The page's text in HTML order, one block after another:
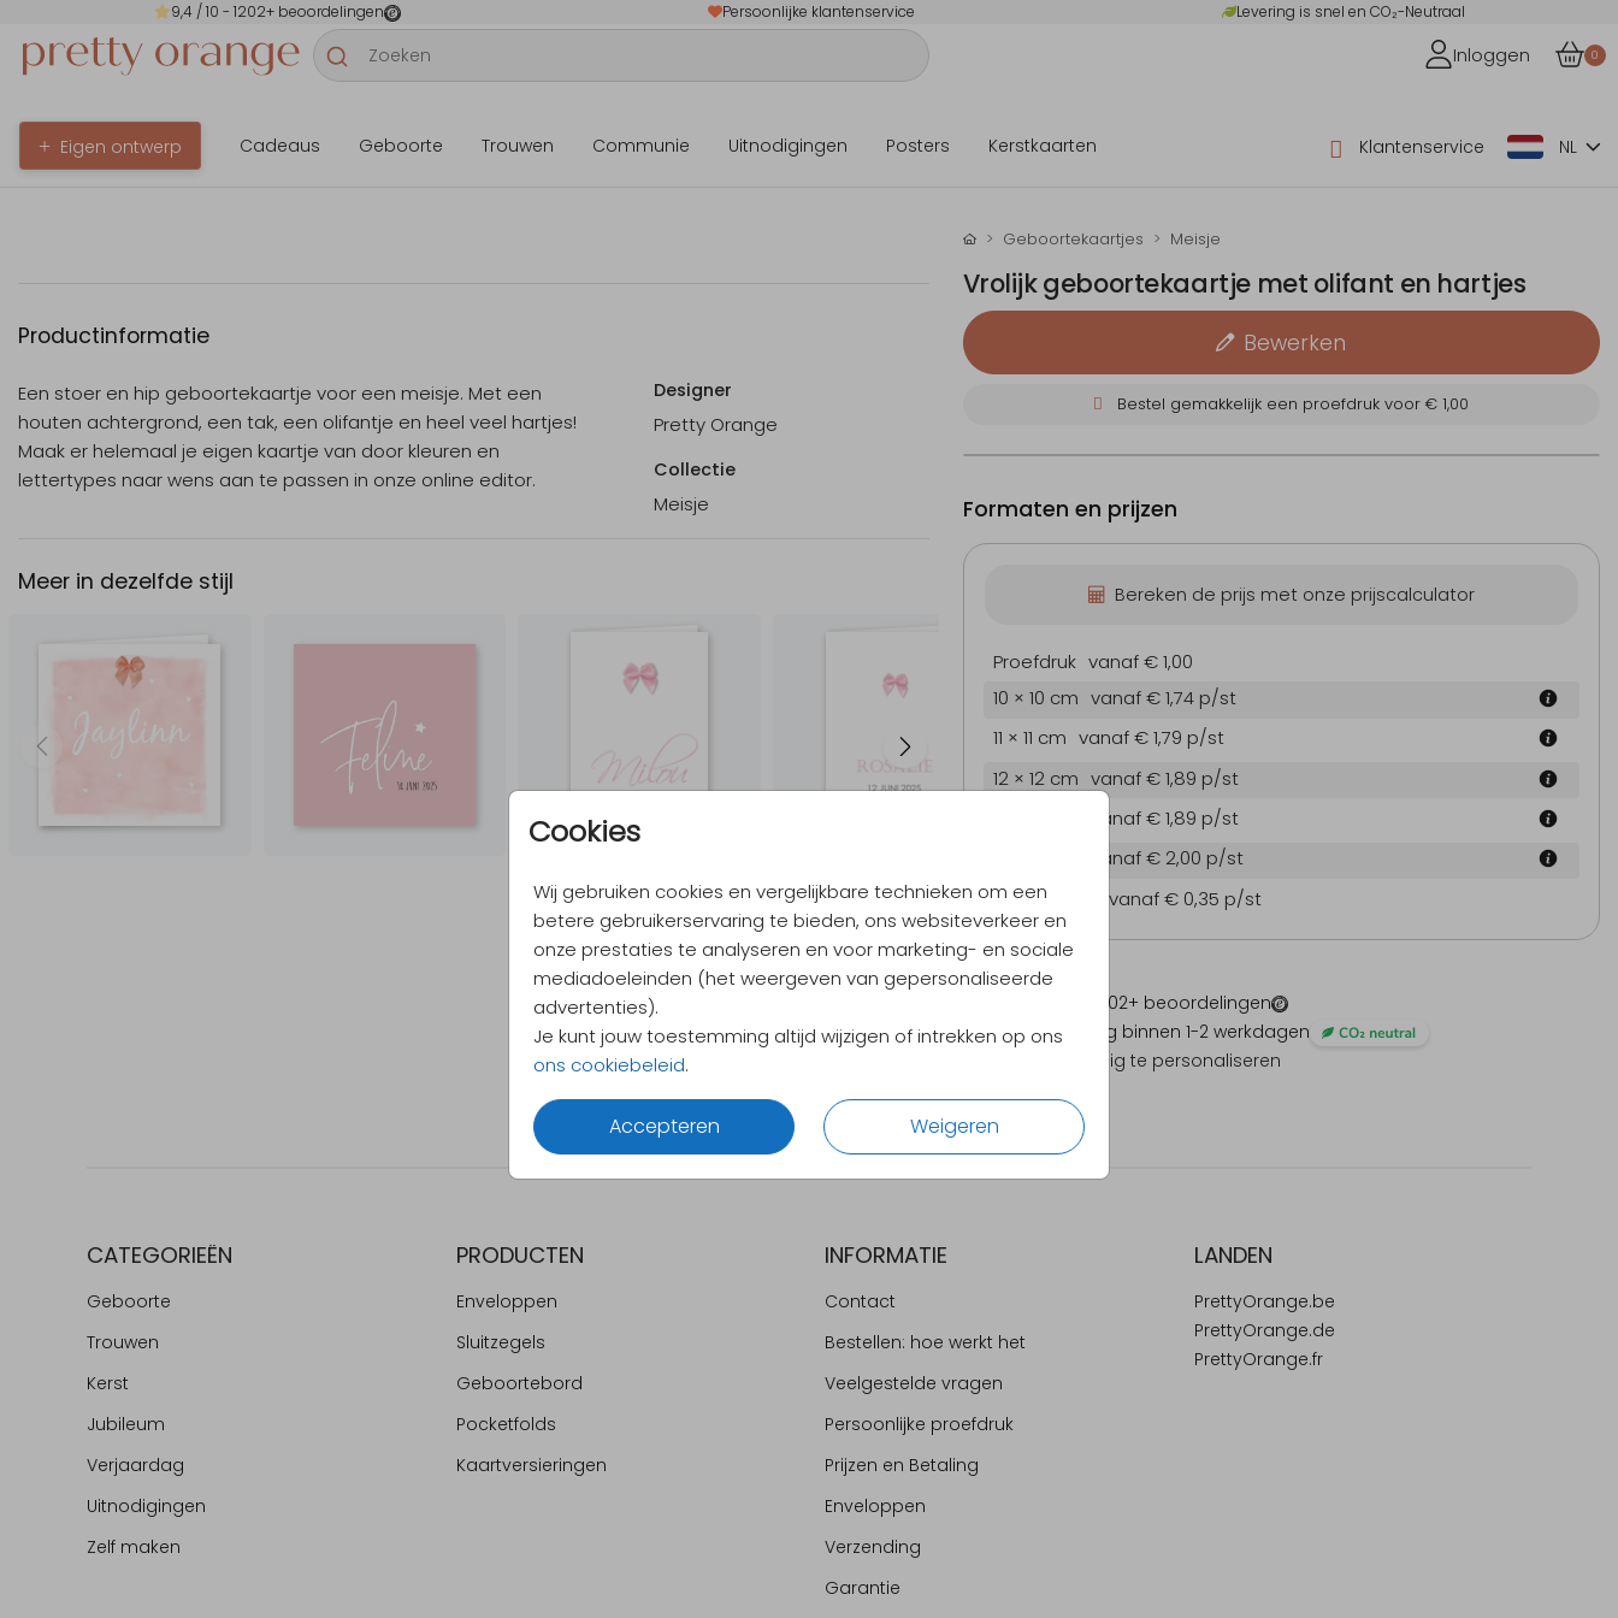
9,4/ 10 - 1202+ beoordelingen Persoonlijke klantenservice Levering is snel en CO₂-Neutraal
Inloggen 0
Eigen ontwerp Cadeaus Geboorte Trouwen Communie Uitnodigingen Posters Kerstkaarten Klantenservice NL
Cookies
Wij gebruiken cookies en vergelijkbare technieken om een
betere gebruikerservaring te bieden, ons websiteverkeer en
onze prestaties te analyseren en voor marketing- en sociale
mediadoeleinden (het weergeven van gepersonaliseerde
advertenties).
Je kunt jouw toestemming altijd wijzigen of intrekken op ons
ons cookiebeleid.
Accepteren Weigeren
Productinformatie
Een stoer en hip geboortekaartje voor een meisje. Met een
houten achtergrond, een tak, een olifantje en heel veel hartjes!
Maak er helemaal je eigen kaartje van door kleuren en
lettertypes naar wens aan te passen in onze online editor.
Designer
Pretty Orange
Collectie
Meisje
Meer in dezelfde stijl
Geboortekaartjes Meisje
Vrolijk geboortekaartje met olifant en hartjes
Bewerken
Bestel gemakkelijk een proefdruk voor€ 1,00
1202+ beoordelingen
Verzending binnen 1-2 werkdagen
Alles volledig te personaliseren
Formaten en prijzen
Bereken de prijs met onze prijscalculator
Proefdruk vanaf € 1,00
10 × 10 cm vanaf € 1,74 p/st
11 × 11 cm vanaf € 1,79 p/st
12 × 12 cm vanaf € 1,89 p/st
vanaf € 1,89 p/st
vanaf € 2,00 p/st
Enveloppen
vanaf € 0,35 p/st
CATEGORIEËN
Geboorte
Trouwen
Kerst
Jubileum
Verjaardag
Uitnodigingen
Zelf maken
PRODUCTEN
Enveloppen
Sluitzegels
Geboortebord
Pocketfolds
Kaartversieringen
INFORMATIE
Contact
Bestellen: hoe werkt het
Veelgestelde vragen
Persoonlijke proefdruk
Prijzen en Betaling
Enveloppen
Verzending
Garantie
LANDEN
PrettyOrange.be
PrettyOrange.de
PrettyOrange.fr